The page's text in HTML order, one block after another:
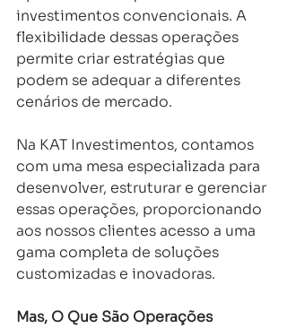
investimentos convencionais. A
flexibilidade dessas operações
permite criar estratégias que
podem se adequar a diferentes
cenários de mercado.
Na KAT Investimentos, contamos
com uma mesa especializada para
desenvolver, estruturar e gerenciar
essas operações, proporcionando
aos nossos clientes acesso a uma
gama completa de soluções
customizadas e inovadoras.
Mas, O Que São Operações